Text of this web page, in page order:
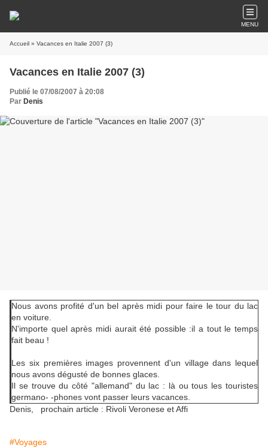
MENU
Accueil » Vacances en Italie 2007 (3)
Vacances en Italie 2007 (3)
Publié le 07/08/2007 à 20:08
Par Denis
Nous avons profité d'un bel après midi pour faire le tour du lac
en voiture.
N'importe quel après midi aurait été possible :il a tout le temps
fait beau !
Les six premières images provennent d'un village dans lequel
nous avons dégusté de bonnes glaces.
Il se trouve du côté "allemand" du lac : là ou tous les touristes
germano- -phones vont passer leurs vacances.
Denis, prochain article : Rivoli Veronese et Affi
#Voyages